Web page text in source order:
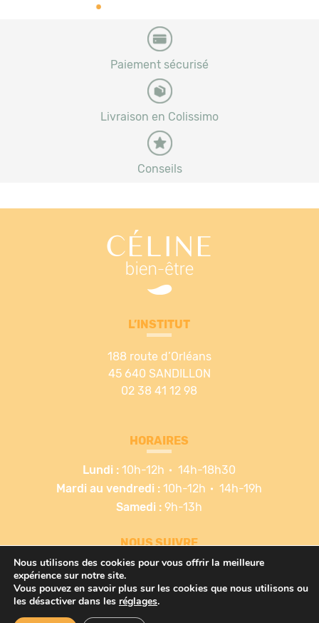
Paiement sécurisé
Livraison en Colissimo
Conseils
L’INSTITUT
188 route d’Orléans
45 640 SANDILLON
02 38 41 12 98
HORAIRES
Lundi : 10h-12h
14h-18h30
Mardi au vendredi : 10h-12h
14h-19h
Samedi : 9h-13h
NOUS SUIVRE
Nous utilisons des cookies pour vous offrir la meilleure
expérience sur notre site.
Vous pouvez en savoir plus sur les cookies que nous utilisons ou
les désactiver dans les réglages.